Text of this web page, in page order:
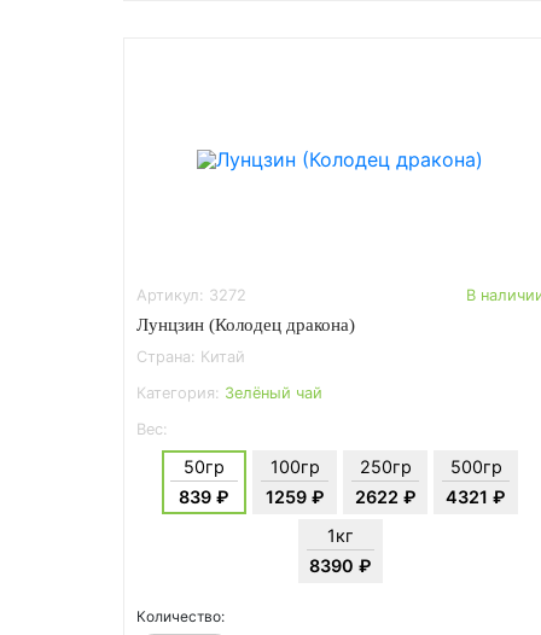
Артикул: 3272 В
Лунцзин (Колодец дракона)
Страна: Китай
Категория: Зелёный чай
Вес:
50гр
839 ₽
100гр
1259 ₽
250гр
2622 ₽
500гр
4321 ₽
1кг
8390 ₽
Количество: